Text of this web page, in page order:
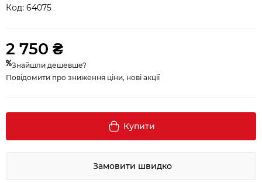
Код: 64075
2 750 ₴
Знайшли дешевше?
Повідомити про зниження ціни, нові акції
Купити
Замовити швидко